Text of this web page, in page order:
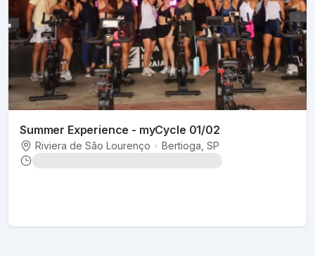
Summer Experience - myCycle 01/02
Riviera de São Lourenço • Bertioga , SP